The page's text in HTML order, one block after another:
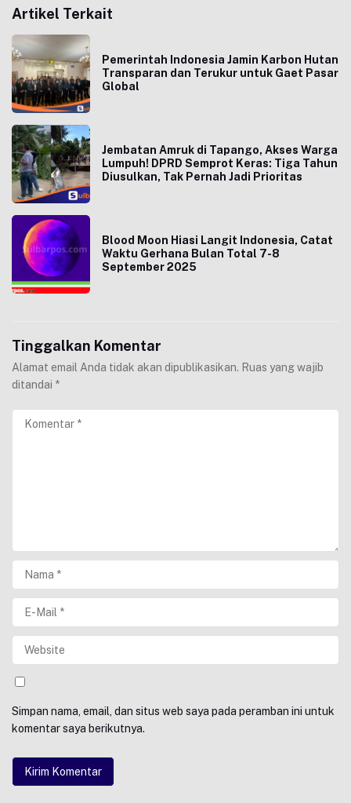
Artikel Terkait
Pemerintah Indonesia Jamin Karbon Hutan
Transparan dan Terukur untuk Gaet Pasar
Global
Jembatan Amruk di Tapango, Akses Warga
Lumpuh! DPRD Semprot Keras: Tiga Tahun
Diusulkan, Tak Pernah Jadi Prioritas
Blood Moon Hiasi Langit Indonesia, Catat
Waktu Gerhana Bulan Total 7-8
September 2025
Tinggalkan Komentar
Alamat email Anda tidak akan dipublikasikan. Ruas yang wajib
ditandai *
Simpan nama, email, dan situs web saya pada peramban ini untuk
komentar saya berikutnya.